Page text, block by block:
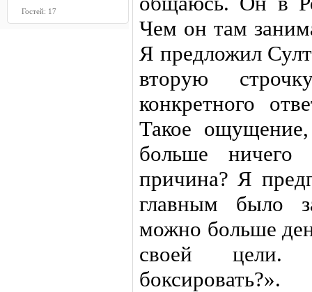
Гостей: 17
Чем он там
Я предложил
вторую
конкретного
Такое
больше
причина? Я
главным было
можно больше
своей цели.
боксировать?».